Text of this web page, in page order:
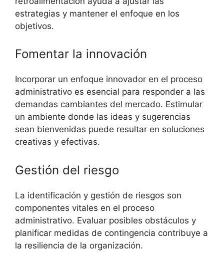
estrategias y mantener el enfoque en los
objetivos.
Fomentar la innovación
Incorporar un enfoque innovador en el proceso
administrativo es esencial para responder a las
demandas cambiantes del mercado. Estimular
un ambiente donde las ideas y sugerencias
sean bienvenidas puede resultar en soluciones
creativas y efectivas.
Gestión del riesgo
La identificación y gestión de riesgos son
componentes vitales en el proceso
administrativo. Evaluar posibles obstáculos y
planificar medidas de contingencia contribuye a
la resiliencia de la organización.